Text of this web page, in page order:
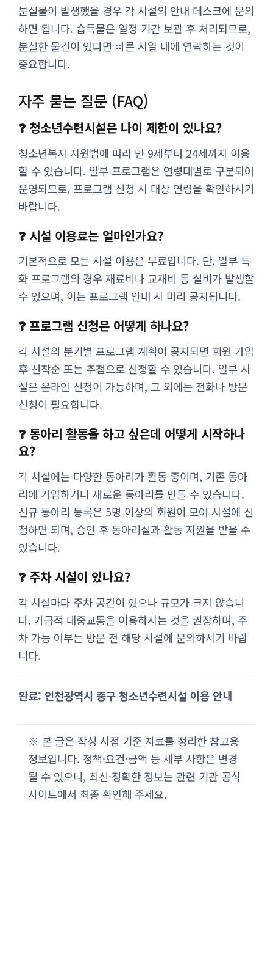
분실물이 발생했을 경우 각 시설의 안내 데스크에 문의
하면 됩니다. 습득물은 일정 기간 보관 후 처리되므로,
분실한 물건이 있다면 빠른 시일 내에 연락하는 것이
중요합니다.
자주 묻는 질문 (FAQ)
❓ 청소년수련시설은 나이 제한이 있나요?
청소년복지 지원법에 따라 만 9세부터 24세까지 이용
할 수 있습니다. 일부 프로그램은 연령대별로 구분되어
운영되므로, 프로그램 신청 시 대상 연령을 확인하시기
바랍니다.
❓ 시설 이용료는 얼마인가요?
기본적으로 모든 시설 이용은 무료입니다. 단, 일부 특
화 프로그램의 경우 재료비나 교재비 등 실비가 발생할
수 있으며, 이는 프로그램 안내 시 미리 공지됩니다.
❓ 프로그램 신청은 어떻게 하나요?
각 시설의 분기별 프로그램 계획이 공지되면 회원 가입
후 선착순 또는 추첨으로 신청할 수 있습니다. 일부 시
설은 온라인 신청이 가능하며, 그 외에는 전화나 방문
신청이 필요합니다.
❓ 동아리 활동을 하고 싶은데 어떻게 시작하나
요?
각 시설에는 다양한 동아리가 활동 중이며, 기존 동아
리에 가입하거나 새로운 동아리를 만들 수 있습니다.
신규 동아리 등록은 5명 이상의 회원이 모여 시설에 신
청하면 되며, 승인 후 동아리실과 활동 지원을 받을 수
있습니다.
❓ 주차 시설이 있나요?
각 시설마다 주차 공간이 있으나 규모가 크지 않습니
다. 가급적 대중교통을 이용하시는 것을 권장하며, 주
차 가능 여부는 방문 전 해당 시설에 문의하시기 바랍
니다.
완료: 인천광역시 중구 청소년수련시설 이용 안내
※ 본 글은 작성 시점 기준 자료를 정리한 참고용
정보입니다. 정책·요건·금액 등 세부 사항은 변경
될 수 있으니, 최신·정확한 정보는 관련 기관 공식
사이트에서 최종 확인해 주세요.